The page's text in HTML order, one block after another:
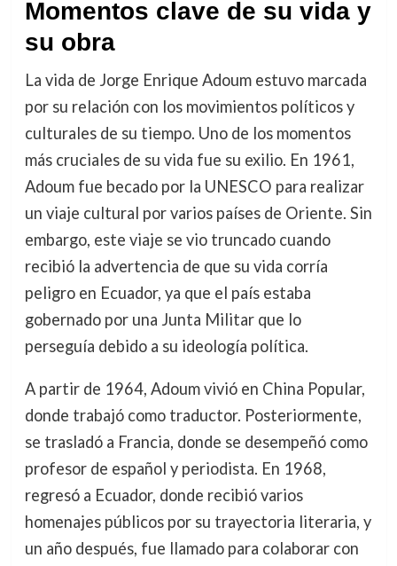
Momentos clave de su vida y
su obra
La vida de Jorge Enrique Adoum estuvo marcada
por su relación con los movimientos políticos y
culturales de su tiempo. Uno de los momentos
más cruciales de su vida fue su exilio. En 1961,
Adoum fue becado por la UNESCO para realizar
un viaje cultural por varios países de Oriente. Sin
embargo, este viaje se vio truncado cuando
recibió la advertencia de que su vida corría
peligro en Ecuador, ya que el país estaba
gobernado por una Junta Militar que lo
perseguía debido a su ideología política.
A partir de 1964, Adoum vivió en China Popular,
donde trabajó como traductor. Posteriormente,
se trasladó a Francia, donde se desempeñó como
profesor de español y periodista. En 1968,
regresó a Ecuador, donde recibió varios
homenajes públicos por su trayectoria literaria, y
un año después, fue llamado para colaborar con